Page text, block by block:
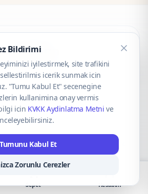
CaseOnn
Tüm hakları saklıdır.
VISA Mastercard
Bildirimi
iyilestirmek, site trafikini
icerik sunmak icin
"Tumu Kabul Et" secenegine
kullanimina onay vermis
icin KVKK Aydinlatma Metni ve
Tumunu Kabul Et
Zorunlu Cerezler
Sepet Hesabım